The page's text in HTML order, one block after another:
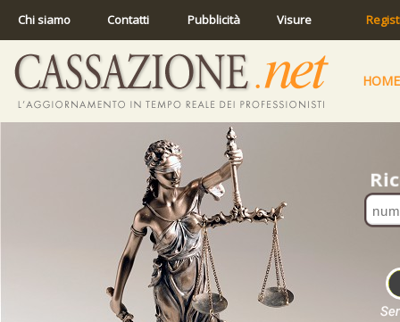
Chi siamo Contatti Pubblicità Visure
HOME